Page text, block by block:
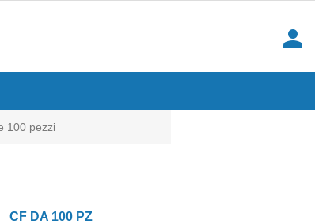
person
100 pezzi
CF DA 100 PZ